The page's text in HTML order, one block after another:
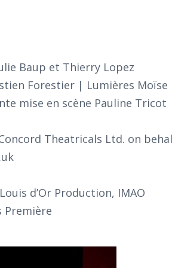
Baup et Thierry Lopez
Forestier | Lumières Moïse
mise en scène Pauline Tricot
Theatricals Ltd. on
d’Or Production, IMAO
Première